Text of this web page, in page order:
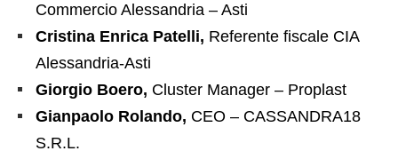
Commercio Alessandria – Asti
Cristina Enrica Patelli, Referente fiscale CIA
Alessandria-Asti
Giorgio Boero, Cluster Manager – Proplast
Gianpaolo Rolando, CEO – CASSANDRA18
S.R.L.